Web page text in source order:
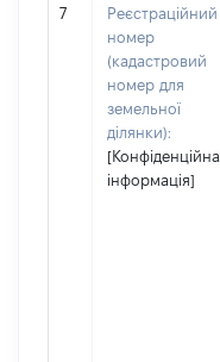
7
Реєстраційний
номер
(кадастровий
номер для
земельної
ділянки):
[Конфіденційна
інформація]